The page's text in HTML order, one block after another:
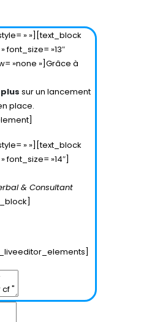
» »][text_block
font_size= »13″
»none »]Grâce à
sur un lancement
place.
» »][text_block
font_size= »14″]
& Consultant